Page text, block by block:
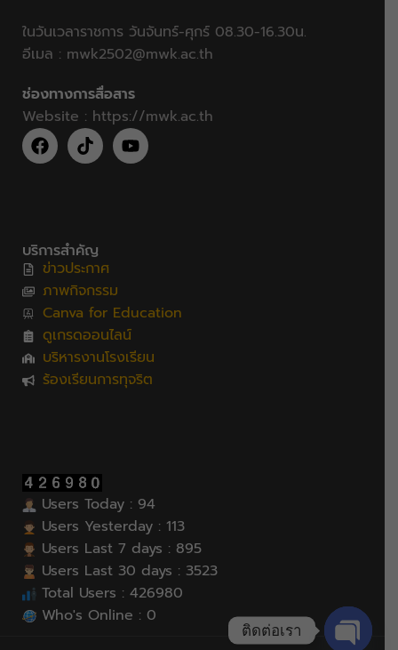
ในวันเวลาราชการ วันจันทร์-ศุกร์ 08.30-16.30น.
อีเมล : mwk2502@mwk.ac.th
ช่องทางการสื่อสาร
Website : https://mwk.ac.th
บริการสำคัญ
ข่าวประกาศ
ภาพกิจกรรม
Canva for Education
ดูเกรดออนไลน์
บริหารงานโรงเรียน
ร้องเรียนการทุจริต
Users Today : 94
Users Yesterday : 113
Users Last 7 days : 895
Users Last 30 days : 3523
Total Users : 426980
Who's Online : 0
ติดต่อเรา